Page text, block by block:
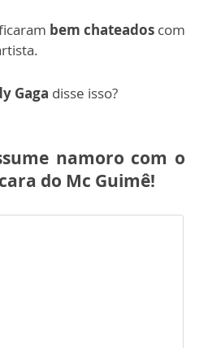
bem chateados com
Gaga disse isso?
namoro com o
do Mc Guimê!